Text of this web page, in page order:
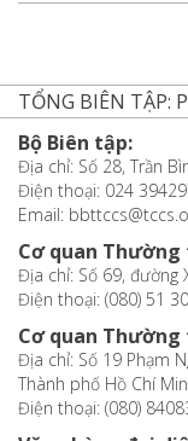
TỔNG BIÊN TẬP:
Bộ Biên tập:
Địa chỉ: Số 28, Trần
Điện thoại: 024
Email:
Cơ quan
Địa chỉ: Số 69, đường
Điện thoại: (080) 51
Cơ quan
Địa chỉ: Số 19 Phạm
Thành phố Hồ Chí
Điện thoại: (080)